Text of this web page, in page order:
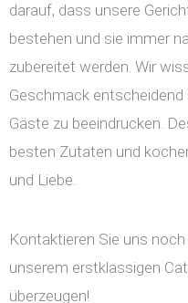
darauf, dass unsere
bestehen und sie immer
zubereitet werden. Wir
Geschmack entscheidend
Gäste zu beeindrucken.
besten Zutaten und
und Liebe.
Kontaktieren Sie uns
unserem erstklassigen
überzeugen!